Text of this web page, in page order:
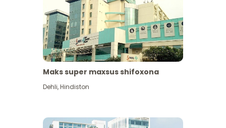
Maks super maxsus shifoxona
Dehli,Hindiston